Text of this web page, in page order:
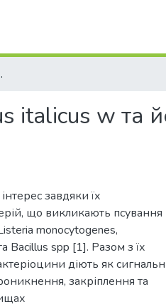
Lactobacillus sakei
italicus w та
завдяки їх
що викликають псування
monocytogenes,
Bacillus spp [1]. Разом з їх
діють як
закріплення та